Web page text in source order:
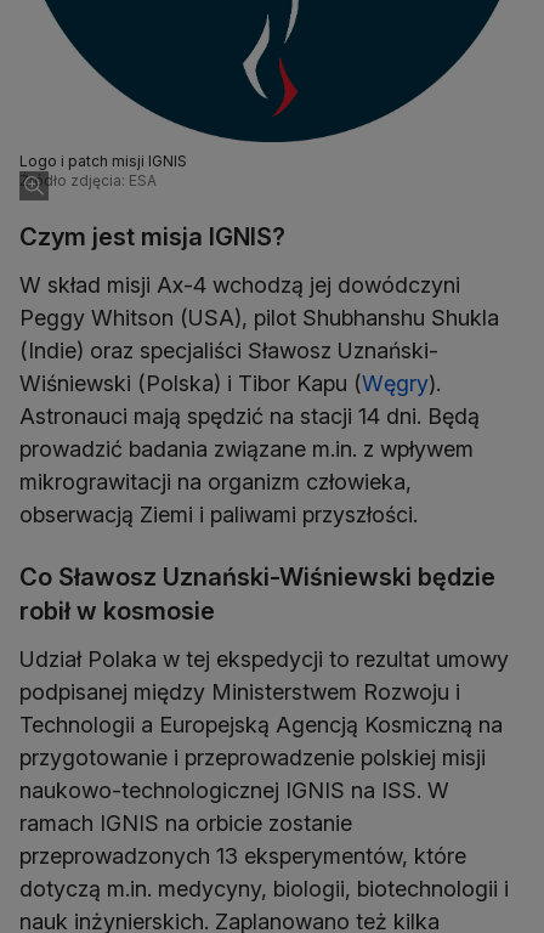
Logo i patch misji IGNIS
Źródło zdjęcia: ESA
Czym jest misja IGNIS?
W skład misji Ax-4 wchodzą jej dowódczyni
Peggy Whitson (USA), pilot Shubhanshu Shukla
(Indie) oraz specjaliści Sławosz Uznański-
Wiśniewski (Polska) i Tibor Kapu (Węgry).
Astronauci mają spędzić na stacji 14 dni. Będą
prowadzić badania związane m.in. z wpływem
mikrograwitacji na organizm człowieka,
obserwacją Ziemi i paliwami przyszłości.
Co Sławosz Uznański-Wiśniewski będzie
robił w kosmosie
Udział Polaka w tej ekspedycji to rezultat umowy
podpisanej między Ministerstwem Rozwoju i
Technologii a Europejską Agencją Kosmiczną na
przygotowanie i przeprowadzenie polskiej misji
naukowo-technologicznej IGNIS na ISS. W
ramach IGNIS na orbicie zostanie
przeprowadzonych 13 eksperymentów, które
dotyczą m.in. medycyny, biologii, biotechnologii i
nauk inżynierskich. Zaplanowano też kilka